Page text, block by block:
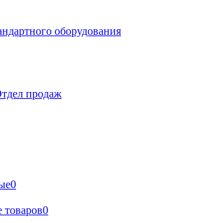
оборудования
продаж
0
товаров0